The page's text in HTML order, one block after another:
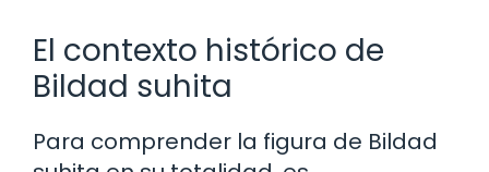
El contexto histórico de
Bildad suhita
Para comprender la figura de Bildad